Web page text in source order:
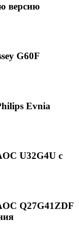
версию
G60F
Evnia
U32G4U с
Q27G41ZDF